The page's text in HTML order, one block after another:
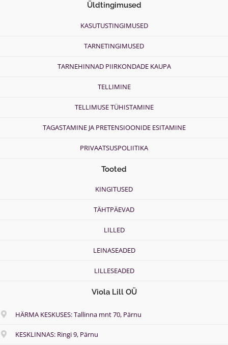
u
h
5
0
€
4
0
€
h
o
g
5
.
0
g
:
5
0
€
h
o
g
5
.
0
Üldtingimused
KASUTUSTINGIMUSED
TARNETINGIMUSED
TARNEHINNAD PIIRKONDADE KAUPA
TELLIMINE
TELLIMUSE TÜHISTAMINE
TAGASTAMINE JA PRETENSIOONIDE ESITAMINE
PRIVAATSUSPOLIITIKA
Tooted
KINGITUSED
TÄHTPÄEVAD
LILLED
LEINASEADED
LILLESEADED
Viola Lill OÜ
HÄRMA KESKUSES: Tallinna mnt 70, Pärnu
KESKLINNAS: Ringi 9, Pärnu